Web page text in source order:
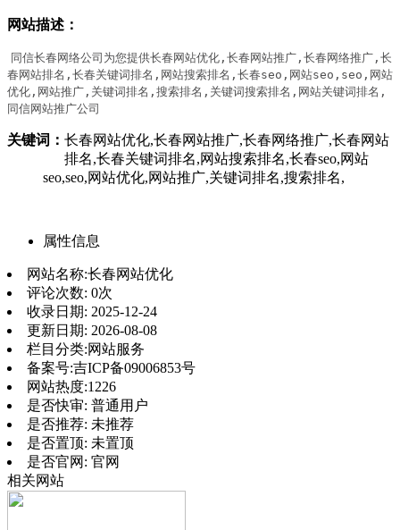
网站描述：
同信长春网络公司为您提供长春网站优化,长春网站推广,长春网络推广,长
春网站排名,长春关键词排名,网站搜索排名,长春seo,网站seo,seo,网站
优化,网站推广,关键词排名,搜索排名,关键词搜索排名,网站关键词排名,
同信网站推广公司
关键词： 长春网站优化,长春网站推广,长春网络推广,长春网站
排名,长春关键词排名,网站搜索排名,长春seo,网站
seo,seo,网站优化,网站推广,关键词排名,搜索排名,
属性信息
网站名称:长春网站优化
评论次数: 0次
收录日期: 2025-12-24
更新日期: 2026-08-08
栏目分类:网站服务
备案号:吉ICP备09006853号
网站热度:1226
是否快审: 普通用户
是否推荐: 未推荐
是否置顶: 未置顶
是否官网: 官网
相关网站